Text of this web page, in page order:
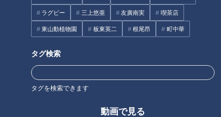
ラグビー 三上悠亜 友廣南実 喫茶店
東山動植物園 板東英二 根尾昂 町中華
タグ検索
タグを検索できます
動画で見る
体験するのはキャッチボール、守備、バッティングの3種目。
まずはキャッチボール。切石選手にボールの握りを教わり、投
げてみると…切石選手がすかさずアドバイス。
（切石選手）
「右腕を大きく後ろに回した方が強いボールがいきます」
すると…ドラゴンズの守護神、松山晋也投手ばりのまさかの剛